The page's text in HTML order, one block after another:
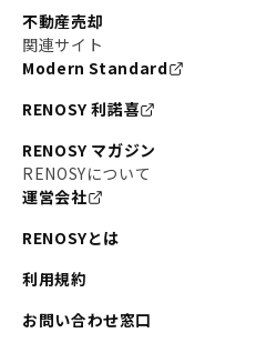
不動産売却
関連サイト
Modern Standard
RENOSY 利諾喜
RENOSY マガジン
RENOSYについて
運営会社
RENOSYとは
利用規約
お問い合わせ窓口